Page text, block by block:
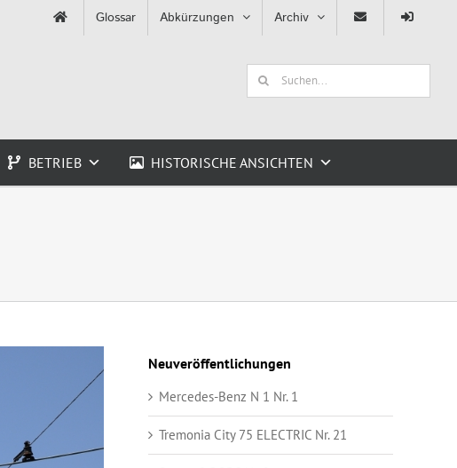
Glossar Abkürzungen Archiv
Suche
nach:
BETRIEB HISTORISCHE ANSICHTEN
Neuveröffentlichungen
Mercedes-Benz N 1 Nr. 1
Tremonia City 75 ELECTRIC Nr. 21